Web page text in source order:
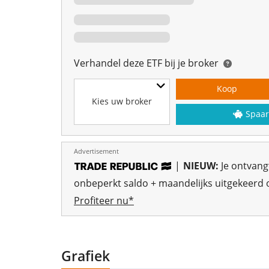
Verhandel deze ETF bij je broker
Kies uw broker
Koop
Advertisement
| NIEUW: Je
onbeperkt saldo + maandelijks uitgekeerd
Profiteer nu*
Grafiek